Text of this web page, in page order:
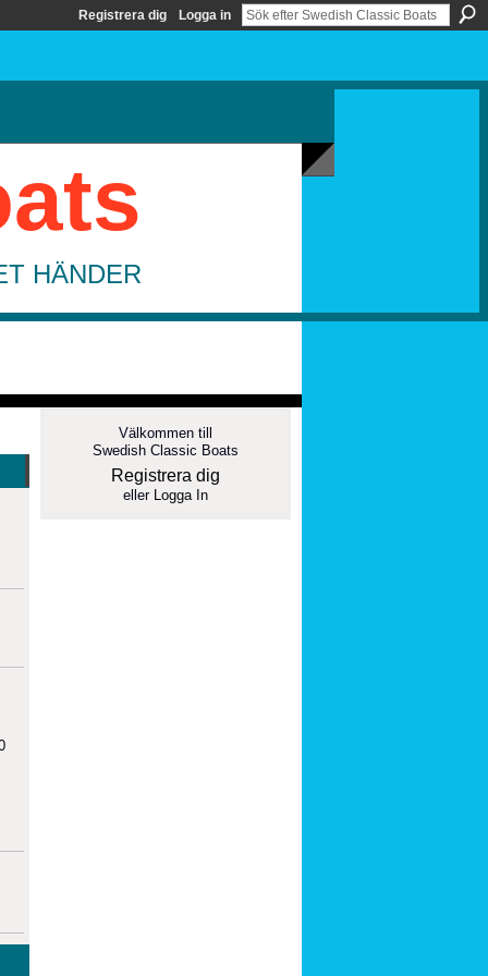
Registrera dig Logga in
HÄNDER
Välkommen till
Swedish Classic Boats
Registrera dig
eller Logga In